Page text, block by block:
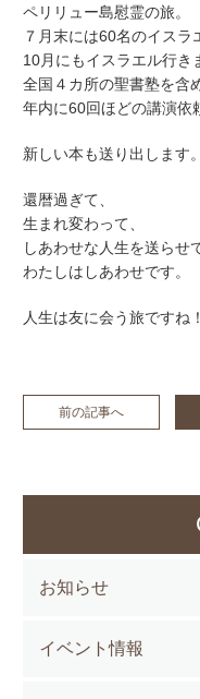
ペリリュー島慰霊の旅。
７月末には60名のイスラ
10月にもイスラエル行き
全国４カ所の聖書塾を含
年内に60回ほどの講演依
新しい本も送り出します。
還暦過ぎて、
生まれ変わって、
しあわせな人生を送らせ
わたしはしあわせです。
人生は友に会う旅ですね！
前の記事へ
お知らせ
イベント情報